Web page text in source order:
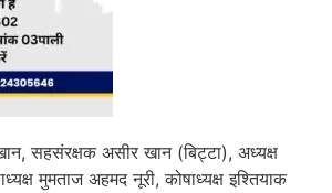
सहसंरक्षक असीर खान (बिट्टा), अध्यक्ष
मुमताज अहमद नूरी, कोषाध्यक्ष इश्तियाक